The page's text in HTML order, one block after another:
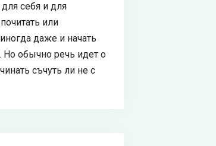
себя и для
или
даже и начать
Но обычно речь идет о
съчуть ли не с